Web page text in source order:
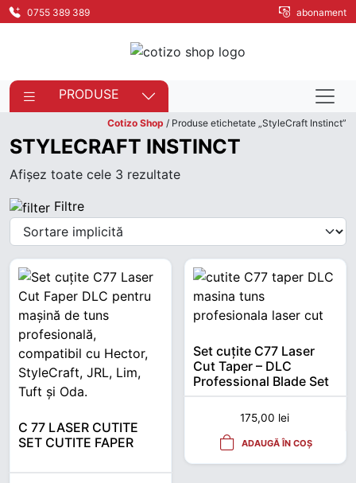
0755 389 389 abonament
PRODUSE
Cotizo Shop / Produse etichetate „StyleCraft Instinct”
STYLECRAFT INSTINCT
Afișez toate cele 3 rezultate
Filtre
C 77 LASER CUTITE
SET CUTITE FAPER
Set cuțite C77 Laser
Cut Taper – DLC
Professional Blade Set
175,00 lei
ADAUGĂ ÎN COȘ